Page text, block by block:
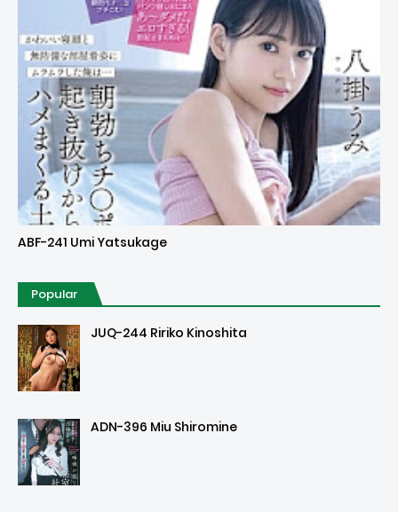
Uncensored
ABF-241 Umi Yatsukage
Popular
JUQ-244 Ririko Kinoshita
ADN-396 Miu Shiromine